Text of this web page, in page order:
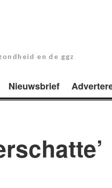
en de ggz
Nieuwsbrief